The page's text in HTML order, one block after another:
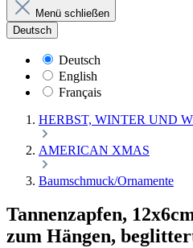
Menü schließen
Deutsch
Deutsch
English
Français
HERBST, WINTER UND
AMERICAN XMAS
Baumschmuck/Ornamente
Tannenzapfen,
zum Hängen,